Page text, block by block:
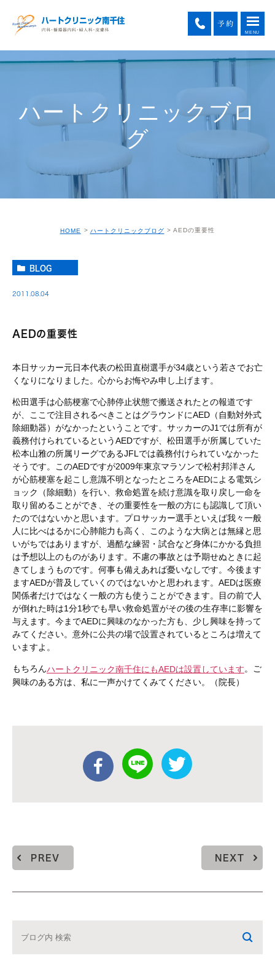
ハートクリニックブロ
グ
HOME ハートクリニックブログ AEDの重要性
BLOG
2011.08.04
AEDの重要性
本日サッカー元日本代表の松田直樹選手が34歳という若さでお亡
くなりになりました。心からお悔やみ申し上げます。
松田選手は心筋梗塞で心肺停止状態で搬送されたとの報道です
が、ここで注目されるべきことはグラウンドにAED（自動対外式
除細動器）がなかったということです。サッカーのJ1では所有が
義務付けられているというAEDですが、松田選手が所属していた
松本山雅の所属リーグであるJFLでは義務付けられていなかった
そうです。このAEDですが2009年東京マラソンで松村邦洋さん
が心筋梗塞を起こし意識不明となったところをAEDによる電気シ
ョック（除細動）を行い、救命処置を続け意識を取り戻し一命を
取り留めることができ、その重要性を一般の方にも認識して頂い
たのではないかと思います。プロサッカー選手といえば我々一般
人に比べはるかに心肺能力も高く、このような大病とは無縁と思
いがちではありますが、過酷な練習・試合など身体にかかる負担
は予想以上のものがあります。不慮の事故とは予期せぬときに起
きてしまうものです。何事も備えあれば憂いなしです。今後ます
ますAEDが普及していくのではないかと思われます。AEDは医療
関係者だけではなく一般の方も使うことができます。目の前で人
が倒れた時は1分1秒でも早い救命処置がその後の生存率に影響を
与えます。今までAEDに興味のなかった方も、少し興味を持って
みてください。意外に公共の場で設置されているところは増えて
いますよ。
もちろんハートクリニック南千住にもAEDは設置しています。ご
興味のある方は、私に一声かけてくみてください。（院長）
PREV NEXT